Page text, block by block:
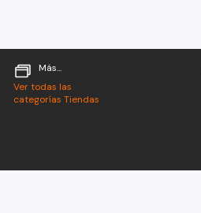
Más...
Ver todas las
categorías Tiendas